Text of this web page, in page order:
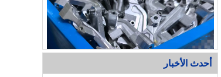
أحدث الأخبار